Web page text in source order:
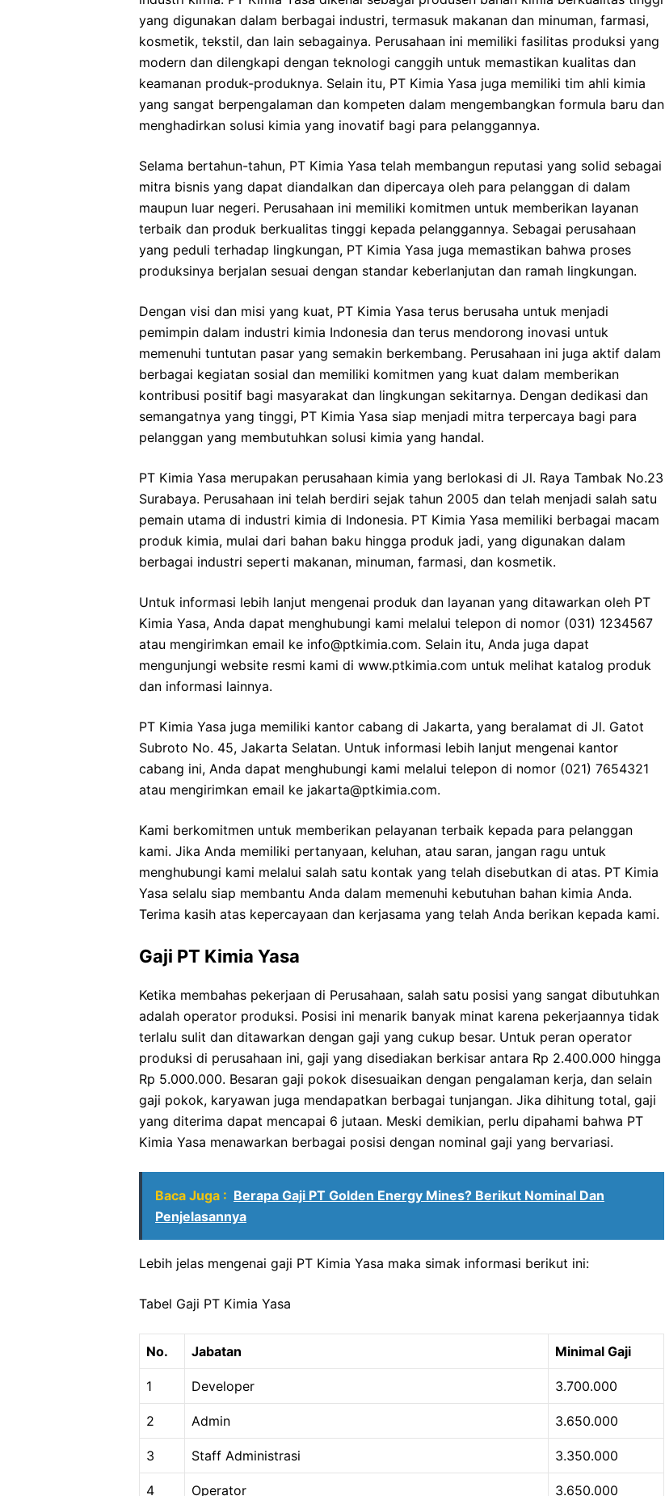
yang digunakan dalam berbagai industri, termasuk makanan dan minuman, farmasi,
kosmetik, tekstil, dan lain sebagainya. Perusahaan ini memiliki fasilitas produksi yang
modern dan dilengkapi dengan teknologi canggih untuk memastikan kualitas dan
keamanan produk-produknya. Selain itu, PT Kimia Yasa juga memiliki tim ahli kimia
yang sangat berpengalaman dan kompeten dalam mengembangkan formula baru dan
menghadirkan solusi kimia yang inovatif bagi para pelanggannya.
Selama bertahun-tahun, PT Kimia Yasa telah membangun reputasi yang solid sebagai
mitra bisnis yang dapat diandalkan dan dipercaya oleh para pelanggan di dalam
maupun luar negeri. Perusahaan ini memiliki komitmen untuk memberikan layanan
terbaik dan produk berkualitas tinggi kepada pelanggannya. Sebagai perusahaan
yang peduli terhadap lingkungan, PT Kimia Yasa juga memastikan bahwa proses
produksinya berjalan sesuai dengan standar keberlanjutan dan ramah lingkungan.
Dengan visi dan misi yang kuat, PT Kimia Yasa terus berusaha untuk menjadi
pemimpin dalam industri kimia Indonesia dan terus mendorong inovasi untuk
memenuhi tuntutan pasar yang semakin berkembang. Perusahaan ini juga aktif dalam
berbagai kegiatan sosial dan memiliki komitmen yang kuat dalam memberikan
kontribusi positif bagi masyarakat dan lingkungan sekitarnya. Dengan dedikasi dan
semangatnya yang tinggi, PT Kimia Yasa siap menjadi mitra terpercaya bagi para
pelanggan yang membutuhkan solusi kimia yang handal.
PT Kimia Yasa merupakan perusahaan kimia yang berlokasi di Jl. Raya Tambak No.23
Surabaya. Perusahaan ini telah berdiri sejak tahun 2005 dan telah menjadi salah satu
pemain utama di industri kimia di Indonesia. PT Kimia Yasa memiliki berbagai macam
produk kimia, mulai dari bahan baku hingga produk jadi, yang digunakan dalam
berbagai industri seperti makanan, minuman, farmasi, dan kosmetik.
Untuk informasi lebih lanjut mengenai produk dan layanan yang ditawarkan oleh PT
Kimia Yasa, Anda dapat menghubungi kami melalui telepon di nomor (031) 1234567
atau mengirimkan email ke info@ptkimia.com. Selain itu, Anda juga dapat
mengunjungi website resmi kami di www.ptkimia.com untuk melihat katalog produk
dan informasi lainnya.
PT Kimia Yasa juga memiliki kantor cabang di Jakarta, yang beralamat di Jl. Gatot
Subroto No. 45, Jakarta Selatan. Untuk informasi lebih lanjut mengenai kantor
cabang ini, Anda dapat menghubungi kami melalui telepon di nomor (021) 7654321
atau mengirimkan email ke jakarta@ptkimia.com.
Kami berkomitmen untuk memberikan pelayanan terbaik kepada para pelanggan
kami. Jika Anda memiliki pertanyaan, keluhan, atau saran, jangan ragu untuk
menghubungi kami melalui salah satu kontak yang telah disebutkan di atas. PT Kimia
Yasa selalu siap membantu Anda dalam memenuhi kebutuhan bahan kimia Anda.
Terima kasih atas kepercayaan dan kerjasama yang telah Anda berikan kepada kami.
Gaji PT Kimia Yasa
Ketika membahas pekerjaan di Perusahaan, salah satu posisi yang sangat dibutuhkan
adalah operator produksi. Posisi ini menarik banyak minat karena pekerjaannya tidak
terlalu sulit dan ditawarkan dengan gaji yang cukup besar. Untuk peran operator
produksi di perusahaan ini, gaji yang disediakan berkisar antara Rp 2.400.000 hingga
Rp 5.000.000. Besaran gaji pokok disesuaikan dengan pengalaman kerja, dan selain
gaji pokok, karyawan juga mendapatkan berbagai tunjangan. Jika dihitung total, gaji
yang diterima dapat mencapai 6 jutaan. Meski demikian, perlu dipahami bahwa PT
Kimia Yasa menawarkan berbagai posisi dengan nominal gaji yang bervariasi.
Baca Juga : Berapa Gaji PT Golden Energy Mines? Berikut Nominal Dan
Penjelasannya
Lebih jelas mengenai gaji PT Kimia Yasa maka simak informasi berikut ini:
Tabel Gaji PT Kimia Yasa
No. Jabatan Minimal Gaji
1 Developer 3.700.000
2 Admin 3.650.000
3 Staff Administrasi 3.350.000
4 Operator 3.650.000